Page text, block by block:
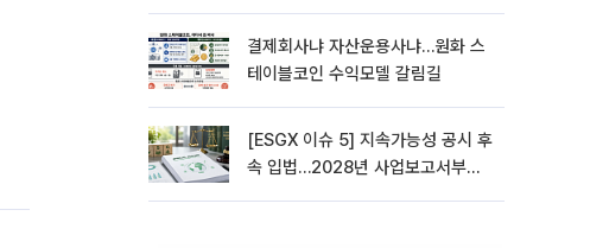
결제회사냐 자산운용사냐…원화 스
테이블코인 수익모델 갈림길
[ESGX 이슈 5] 지속가능성 공시 후
속 입법…2028년 사업보고서부터